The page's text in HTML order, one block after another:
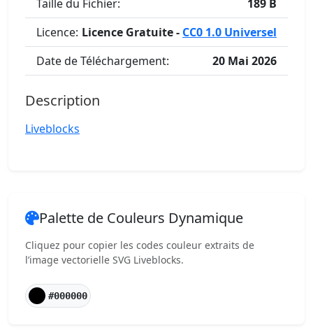
Taille du Fichier:
189 B
Licence: Licence Gratuite - CC0 1.0 Universel
Date de Téléchargement:
20 Mai 2026
Description
Liveblocks
Palette de Couleurs Dynamique
Cliquez pour copier les codes couleur extraits de
l’image vectorielle SVG Liveblocks.
#000000